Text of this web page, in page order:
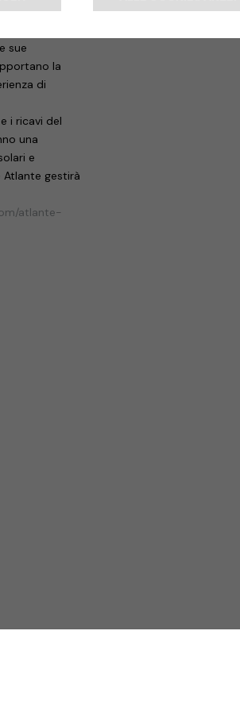
allo stand.
una
sue
la
di
i ricavi del
una
e
Atlante gestirà
atlante-